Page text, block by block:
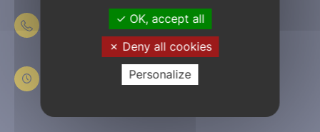
02 33 84 44 44
Du lundi au jeudi
de 8h30 à 12h et de 13h30 à 17h30
OK, accept all
Deny all cookies
Personalize